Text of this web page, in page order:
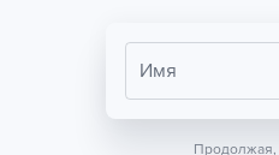
Имя
Продолжая,